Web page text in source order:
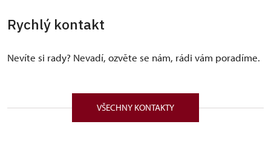
Rychlý kontakt
Nevíte si rady? Nevadí, ozvěte se nám, rádi vám poradíme.
VŠECHNY KONTAKTY